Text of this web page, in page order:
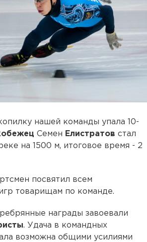
нашей команды упала 10-
Семен Елистратов стал
на 1500 м, итоговое время - 2
посвятил всем
товарищам по команде.
награды завоевали
. Удача в командных
возможна общими усилиями